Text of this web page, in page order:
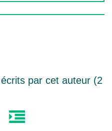
par cet auteur (2